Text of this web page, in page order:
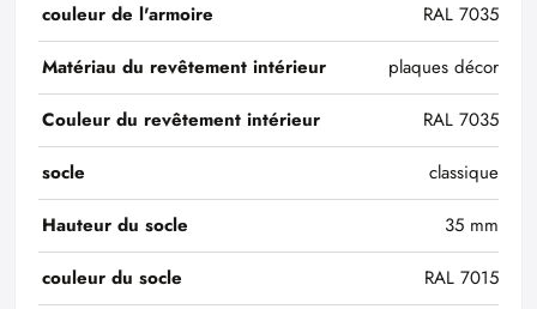
couleur de l'armoire
RAL 7035
Matériau du revêtement intérieur
plaques décor
Couleur du revêtement intérieur
RAL 7035
socle
classique
Hauteur du socle
35 mm
couleur du socle
RAL 7015